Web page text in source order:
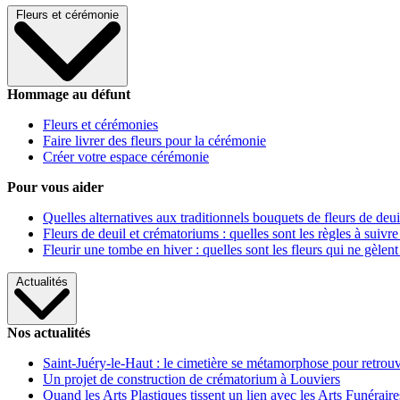
Fleurs et cérémonie
Hommage au défunt
Fleurs et cérémonies
Faire livrer des fleurs pour la cérémonie
Créer votre espace cérémonie
Pour vous aider
Quelles alternatives aux traditionnels bouquets de fleurs de
Fleurs de deuil et crématoriums : quelles sont les règles à
Fleurir une tombe en hiver : quelles sont les fleurs qui ne gèlent
Actualités
Nos actualités
Saint-Juéry-le-Haut : le cimetière se métamorphose pour
Un projet de construction de crématorium à Louviers
Quand les Arts Plastiques tissent un lien avec les Arts